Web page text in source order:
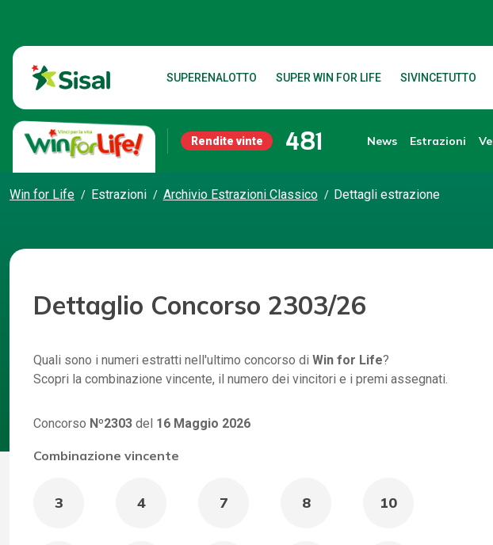
SUPERENALOTTO SUPER WIN FOR LIFE SIVINCETUTTO
Rendite vinte 481 News Estrazioni
Win for Life Estrazioni Archivio Estrazioni Classico Dettagli estrazione
Dettaglio Concorso 2303/26
Quali sono i numeri estratti nell'ultimo concorso di Win for Life?
Scopri la combinazione vincente, il numero dei vincitori e i premi assegnati.
Concorso Nº2303 del 16 Maggio 2026
Combinazione vincente
3 4 7 8 10